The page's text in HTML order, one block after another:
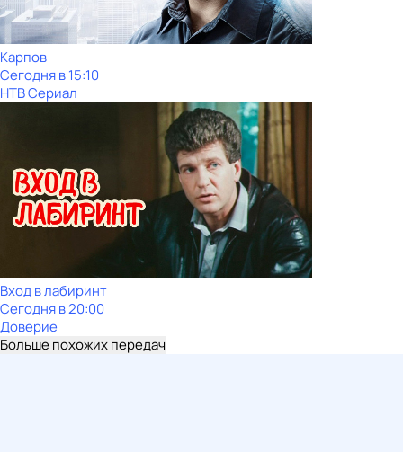
Карпов
Сегодня в 15:10
НТВ Сериал
Вход в лабиринт
Сегодня в 20:00
Доверие
Больше похожих передач